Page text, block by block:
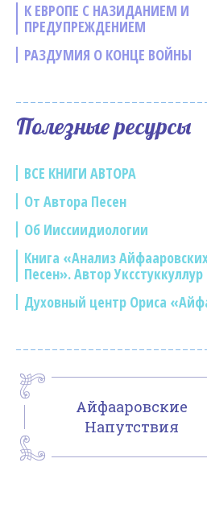
К ЕВРОПЕ С НАЗИДАНИЕМ И
ПРЕДУПРЕЖДЕНИЕМ
РАЗДУМИЯ О КОНЦЕ ВОЙНЫ
Полезные ресурсы
ВСЕ КНИГИ АВТОРА
От Автора Песен
Об Ииссиидиологии
Книга «Анализ
Песен». Автор Уксстуккуллур
Духовный центр Ориса
Айфааровские
Напутствия